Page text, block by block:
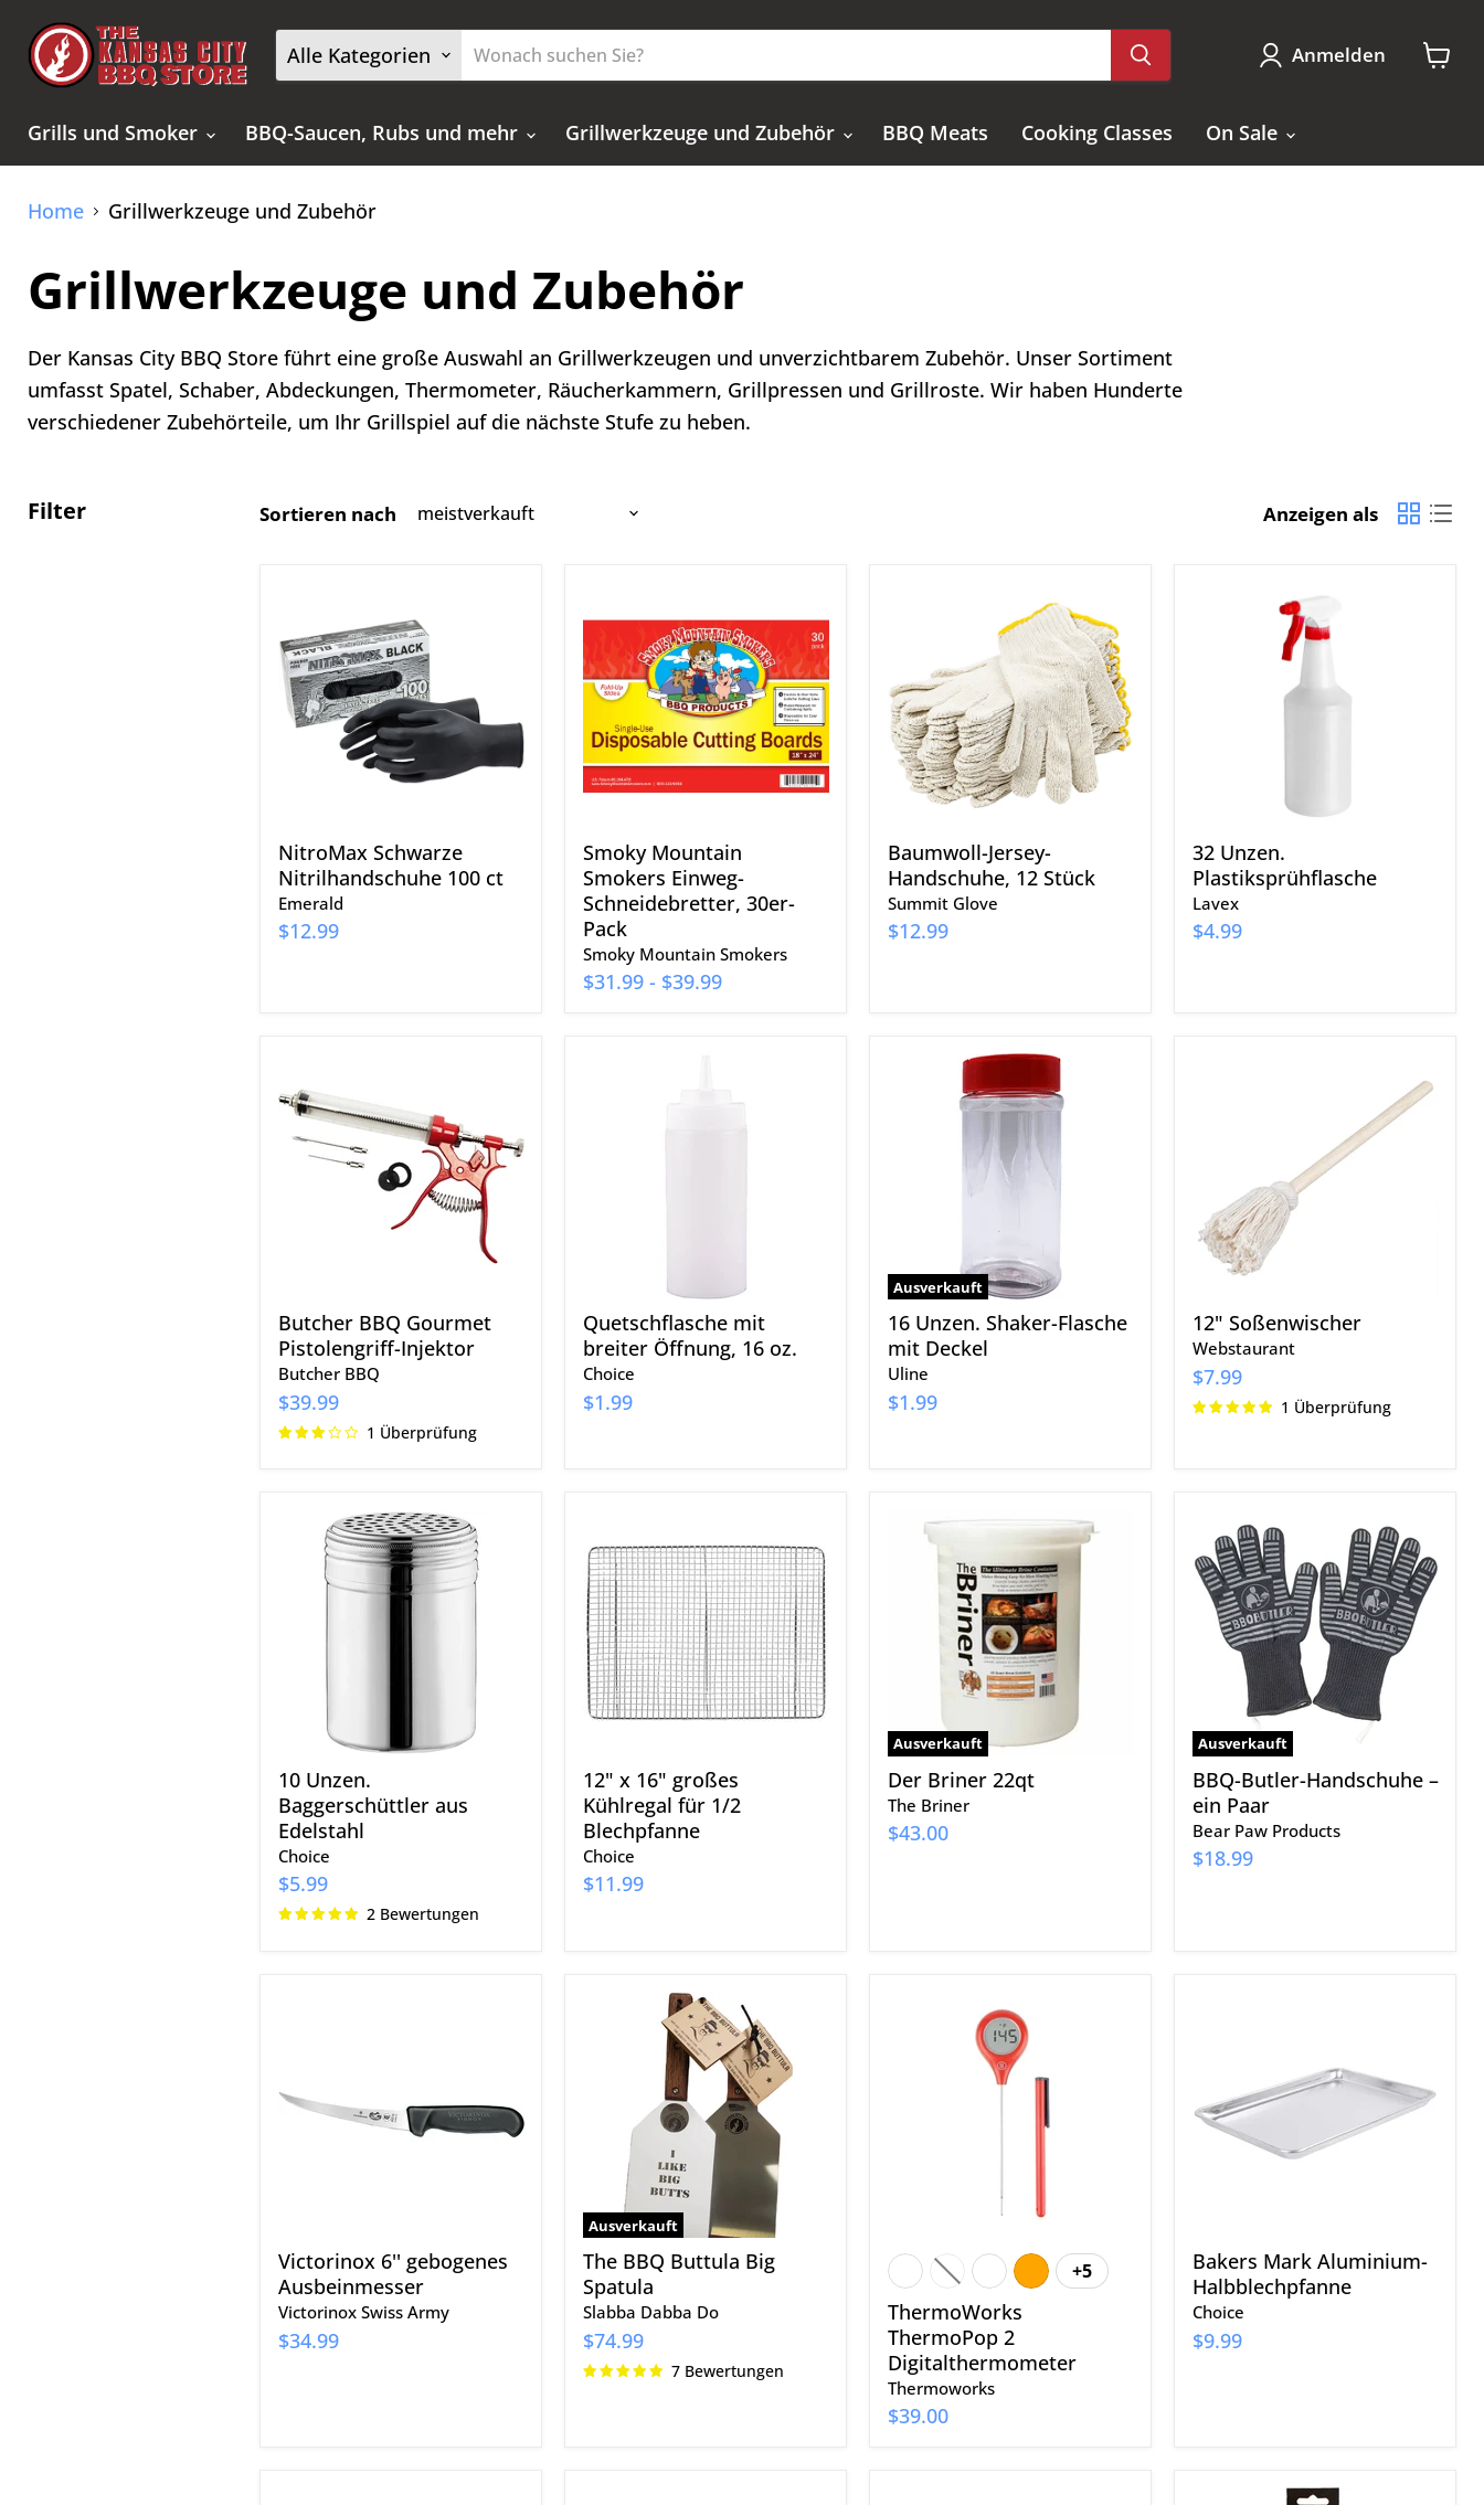
Alle Kategorien Anmelden
Grills und Smoker
BBQ-Saucen, Rubs und mehr Grillwerkzeuge und Zubehör BBQ Meats Cooking Classes On Sale
Home Grillwerkzeuge und Zubehör
Grillwerkzeuge und Zubehör
Der Kansas City BBQ Store führt eine große Auswahl an Grillwerkzeugen und unverzichtbarem Zubehör. Unser Sortiment
umfasst Spatel, Schaber, Abdeckungen, Thermometer, Räucherkammern, Grillpressen und Grillroste. Wir haben Hunderte
verschiedener Zubehörteile, um Ihr Grillspiel auf die nächste Stufe zu heben.
Filter Sortieren nach Anzeigen als
Nitrilhandschuhe
100
ct
NitroMax Schwarze
Nitrilhandschuhe 100 ct
Emerald
$12.99
Mountain
Smokers
Einweg-
Schneidebretter,
30er-
Pack
Smoky Mountain
Smokers Einweg-
Schneidebretter, 30er-
Pack
Smoky Mountain Smokers
$31.99- $39.99
Handschuhe,
Stück
Baumwoll-Jersey-
Handschuhe, 12 Stück
Summit Glove
$12.99
Plastiksprühflasche
32 Unzen.
Plastiksprühflasche
Lavex
$4.99
BBQ
Gourmet
Pistolengriff-
Injektor
Butcher BBQ Gourmet
Pistolengriff-Injektor
Butcher BBQ
$39.99
1 Überprüfung
Quetschflasche mit
breiter Öffnung, 16 oz.
Choice
$1.99
Ausverkauft
16 Unzen. Shaker-Flasche
mit Deckel
Uline
$1.99
12" Soßenwischer
Webstaurant
$7.99
1 Überprüfung
Unzen.
Baggerschüttler
10 Unzen.
Baggerschüttler aus
Edelstahl
Choice
$5.99
2 Bewertungen
x
16"
großes
Kühlregal
für
1/2
Blechpfanne
12" x 16" großes
Kühlregal für 1/2
Blechpfanne
Choice
$11.99
Ausverkauft
Briner
Der Briner 22qt
The Briner
$43.00
Ausverkauft
BBQ-
Butler-
Handschuhe
–
ein
Paar
BBQ-Butler-Handschuhe –
ein Paar
Bear Paw Products
$18.99
Victorinox 6'' gebogenes
Ausbeinmesser
Victorinox Swiss Army
$34.99
Ausverkauft
The BBQ Buttula Big
Spatula
Slabba Dabba Do
$74.99
7 Bewertungen
ThermoPop
Digitalthermometer
Farbfelder
+5
ThermoWorks
ThermoPop 2
Digitalthermometer
Thermoworks
$39.00
Halbblechpfanne
Bakers Mark Aluminium-
Halbblechpfanne
Choice
$9.99